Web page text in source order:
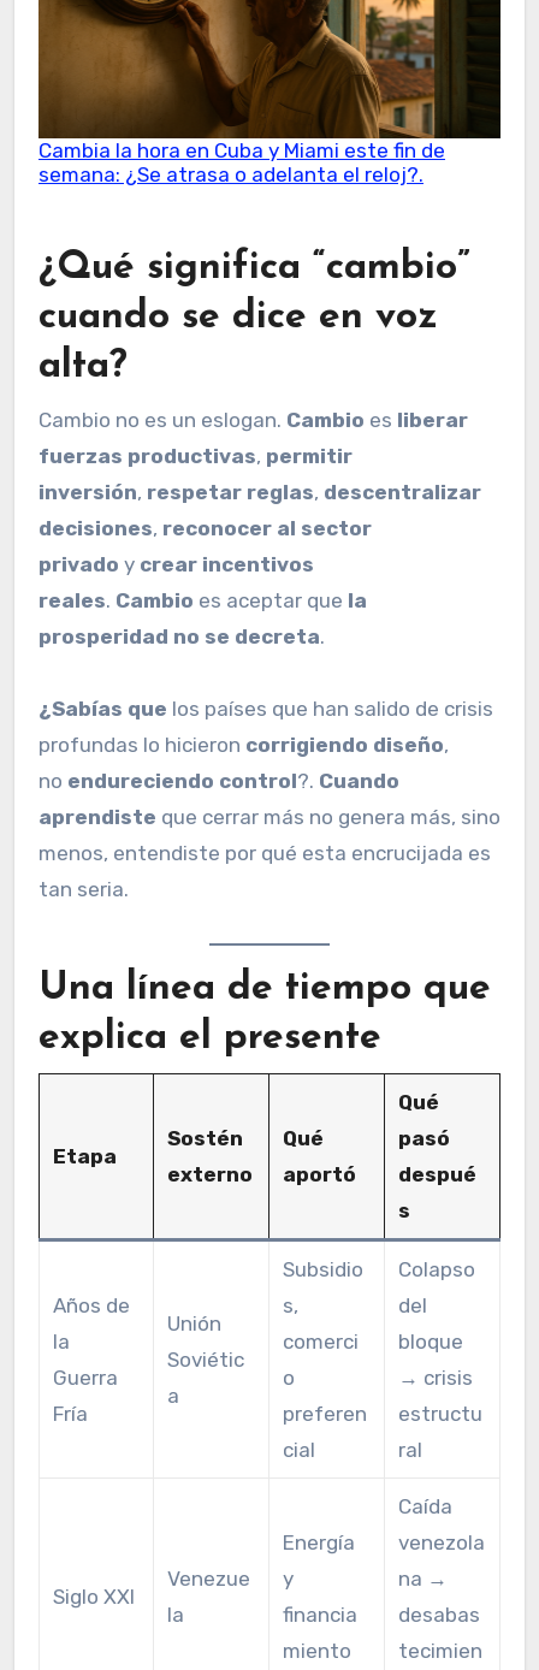
Cambia la hora en Cuba y Miami este fin de
semana: ¿Se atrasa o adelanta el reloj?.
¿Qué significa “cambio”
cuando se dice en voz
alta?
Cambio no es un eslogan. Cambio es liberar
fuerzas productivas, permitir
inversión, respetar reglas, descentralizar
decisiones, reconocer al sector
privado y crear incentivos
reales. Cambio es aceptar que la
prosperidad no se decreta.
¿Sabías que los países que han salido de crisis
profundas lo hicieron corrigiendo diseño,
no endureciendo control?. Cuando
aprendiste que cerrar más no genera más, sino
menos, entendiste por qué esta encrucijada es
tan seria.
Una línea de tiempo que
explica el presente
Etapa
Sostén
externo
Qué
aportó
Qué
pasó
despué
s
Años de
la
Guerra
Fría
Unión
Soviétic
a
Subsidio
s,
comerci
o
preferen
cial
Colapso
del
bloque
→ crisis
estructu
ral
Siglo XXI
Venezue
la
Energía
y
financia
miento
Caída
venezola
na →
desabas
tecimien